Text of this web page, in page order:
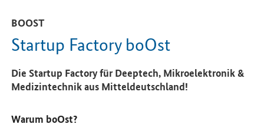
BOOST
Startup Factory boOst
Die Startup Factory für Deeptech, Mikroelektronik &
Medizintechnik aus Mitteldeutschland!
Warum boOst?